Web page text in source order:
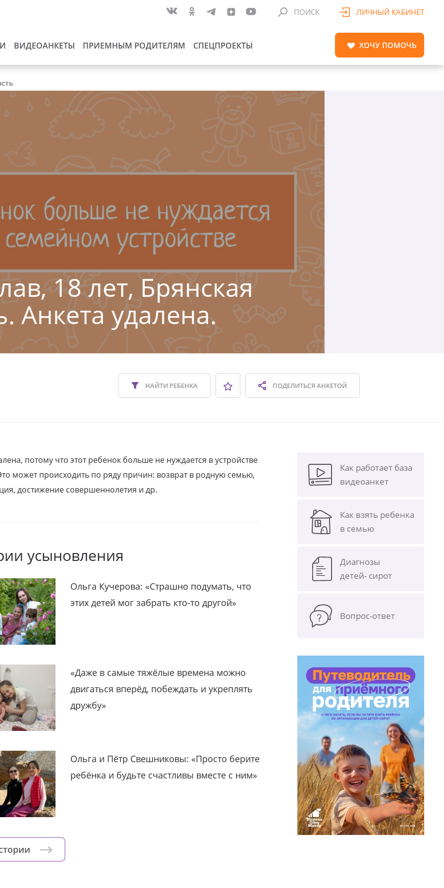
ВИДЕОАНКЕТЫ ПРИЕМНЫМ РОДИТЕЛЯМ СПЕЦПРОЕКТЫ
ПОИСК ЛИЧНЫЙ КАБИНЕТ
ХОЧУ ПОМОЧЬ
18 лет, Брянская
Анкета удалена.
ПОДЕЛИТЬСЯАНКЕТОЙ
НАЙТИ РЕБЕНКА
потому что этот ребенок больше не нуждается в устройстве
может происходить по ряду причин: возврат в родную семью,
достижение совершеннолетия и др.
усыновления
Ольга Кучерова: «Страшно подумать, что
этих детей мог забрать кто-то другой»
«Даже в самые тяжёлые времена можно
двигаться вперёд, побеждать и укреплять
дружбу»
Ольга и Пётр Свешниковы: «Просто берите
ребёнка и будьте счастливы вместе с ним»
Как работает база
видеоанкет
Как взять ребенка
в семью
Диагнозы
детей- сирот
Вопрос-ответ